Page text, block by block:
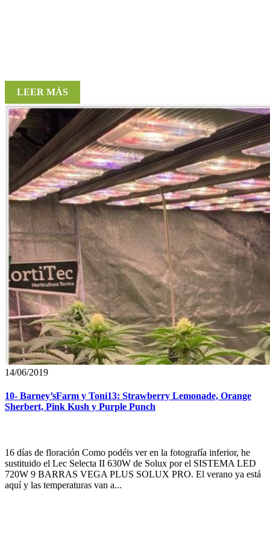
LEER MÁS
14/06/2019
10- Barney’sFarm y Toni13: Strawberry Lemonade, Orange
Sherbert, Pink Kush y Purple Punch
16 días de floración Como podéis ver en la fotografía inferior, he
sustituido el Lec Selecta II 630W de Solux por el SISTEMA LED
720W 9 BARRAS VEGA PLUS SOLUX PRO. El verano ya está
aquí y las temperaturas van a...